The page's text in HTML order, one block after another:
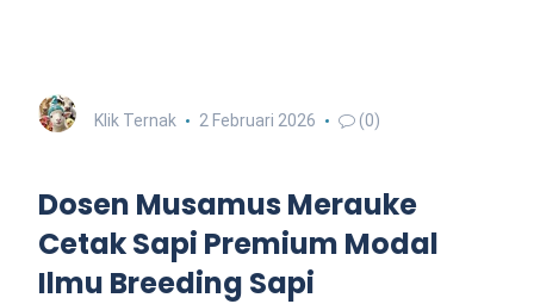
Klik Ternak 2 Februari 2026 (0)
Dosen Musamus Merauke
Cetak Sapi Premium Modal
Ilmu Breeding Sapi